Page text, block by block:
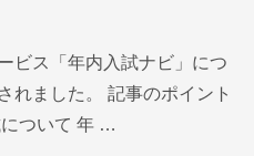
ビス「年内入試ナビ」につ
れました。 記事のポイント
ついて 年 …